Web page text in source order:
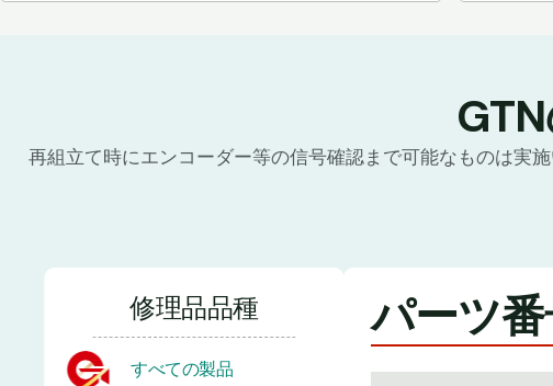
再組立て時にエンコーダー等の信号確認まで可能なものは実
修理品品種
すべての製品
パーツ